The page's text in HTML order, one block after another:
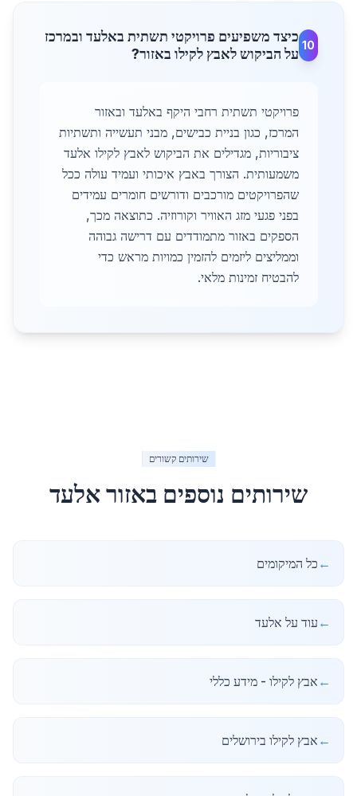
10
כיצד משפיעים פרויקטי תשתית באלעד ובמרכז
על הביקוש לאבץ לקילו באזור?
פרויקטי תשתית רחבי היקף באלעד ובאזור
המרכז, כגון בניית כבישים, מבני תעשייה ותשתיות
ציבוריות, מגדילים את הביקוש לאבץ לקילו אלעד
משמעותית. הצורך באבץ איכותי ועמיד עולה ככל
שהפרויקטים מורכבים ודורשים חומרים עמידים
בפני פגעי מזג האוויר וקורוזיה. כתוצאה מכך,
הספקים באזור מתמודדים עם דרישה גבוהה
וממליצים ליזמים להזמין כמויות מראש כדי
להבטיח זמינות מלאי.
שירותים קשורים
שירותים נוספים באזוראלעד
← כל המיקומים
← עוד על אלעד
← אבץ לקילו - מידע כללי
← אבץ לקילו בירושלים